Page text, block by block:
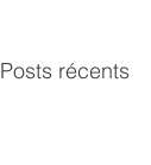
Posts récents